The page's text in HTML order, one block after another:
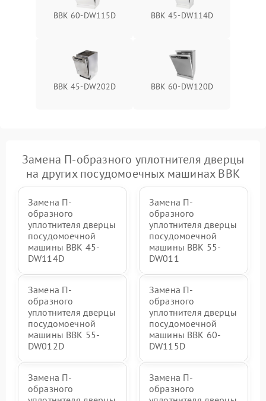
BBK 60-DW115D BBK 45-DW114D
BBK 45-DW202D BBK 60-DW120D
Замена П-образного уплотнителя дверцы
на других посудомоечных машинах BBK
Замена П-
образного
уплотнителя дверцы
посудомоечной
машины BBK 45-
DW114D
Замена П-
образного
уплотнителя дверцы
посудомоечной
машины BBK 55-
DW011
Замена П-
образного
уплотнителя дверцы
посудомоечной
машины BBK 55-
DW012D
Замена П-
образного
уплотнителя дверцы
посудомоечной
машины BBK 60-
DW115D
Замена П-
образного
Замена П-
образного